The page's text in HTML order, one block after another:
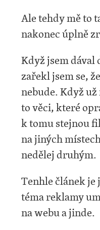
Ale tehdy mě to
nakonec úplně
Když jsem
zařekl jsem se,
nebude. Když
to věci, které
k tomu stejnou
na jiných
nedělej druhým.
Tenhle článek je
téma reklamy
na webu a jinde.